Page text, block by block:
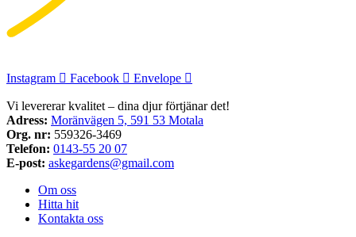
Instagram Facebook Envelope
Vi levererar kvalitet – dina djur förtjänar det!
Adress: Moränvägen 5, 591 53 Motala
Org. nr: 559326-3469
Telefon: 0143-55 20 07
E-post: askegardens@gmail.com
Om oss
Hitta hit
Kontakta oss